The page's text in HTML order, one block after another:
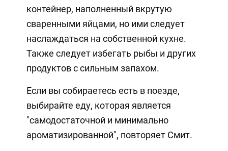
контейнер, наполненный вкрутую
сваренными яйцами, но ими следует
наслаждаться на собственной кухне.
Также следует избегать рыбы и других
продуктов с сильным запахом.
Если вы собираетесь есть в поезде,
выбирайте еду, которая является
"самодостаточной и минимально
ароматизированной", повторяет Смит.